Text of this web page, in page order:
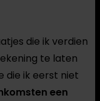
die ik verdien
te laten
die ik eerst niet
een